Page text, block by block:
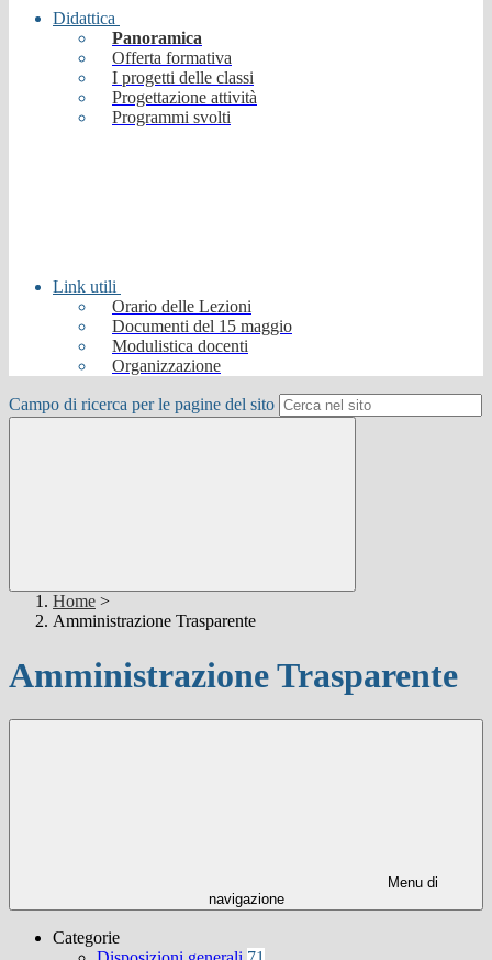
Didattica
Panoramica
Offerta formativa
I progetti delle classi
Progettazione attività
Programmi svolti
Link utili
Orario delle Lezioni
Documenti del 15 maggio
Modulistica docenti
Organizzazione
Campo di ricerca per le pagine del sito
Home >
Amministrazione Trasparente
Amministrazione Trasparente
Menu di
navigazione
Categorie